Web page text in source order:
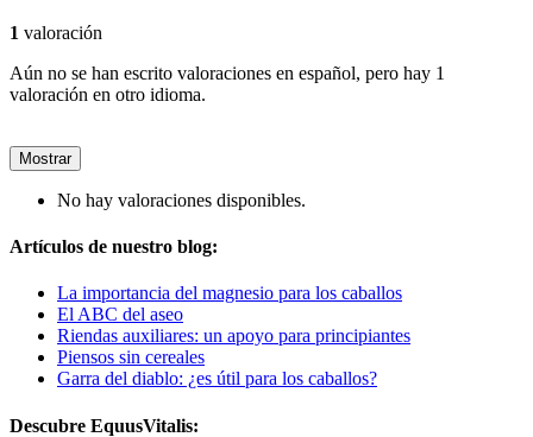
1 valoración
Aún no se han escrito valoraciones en español, pero hay 1
valoración en otro idioma.
Mostrar
No hay valoraciones disponibles.
Artículos de nuestro blog:
La importancia del magnesio para los caballos
El ABC del aseo
Riendas auxiliares: un apoyo para principiantes
Piensos sin cereales
Garra del diablo: ¿es útil para los caballos?
Descubre EquusVitalis: